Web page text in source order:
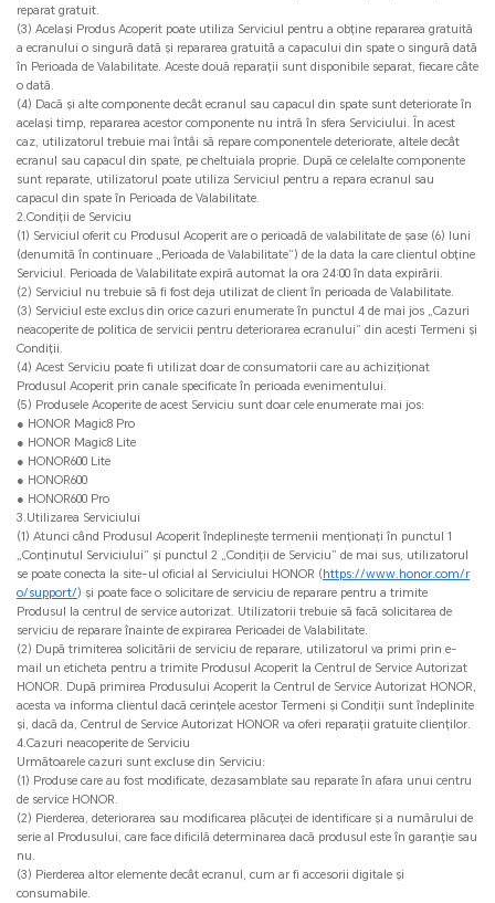
reparat gratuit.
(3) Același Produs Acoperit poate utiliza Serviciul pentru a obține repararea gratuită
a ecranului o singură dată și repararea gratuită a capacului din spate o singură dată
în Perioada de Valabilitate. Aceste două reparații sunt disponibile separat, fiecare câte
o dată.
(4) Dacă și alte componente decât ecranul sau capacul din spate sunt deteriorate în
același timp, repararea acestor componente nu intră în sfera Serviciului. În acest
caz, utilizatorul trebuie mai întâi să repare componentele deteriorate, altele decât
ecranul sau capacul din spate, pe cheltuiala proprie. După ce celelalte componente
sunt reparate, utilizatorul poate utiliza Serviciul pentru a repara ecranul sau
capacul din spate în Perioada de Valabilitate.
2.Condiții de Serviciu
(1) Serviciul oferit cu Produsul Acoperit are o perioadă de valabilitate de șase (6) luni
(denumită în continuare „Perioada de Valabilitate”) de la data la care clientul obține
Serviciul. Perioada de Valabilitate expiră automat la ora 24:00 în data expirării.
(2) Serviciul nu trebuie să fi fost deja utilizat de client în perioada de Valabilitate.
(3) Serviciul este exclus din orice cazuri enumerate în punctul 4 de mai jos „Cazuri
neacoperite de politica de servicii pentru deteriorarea ecranului” din acești Termeni și
Condiții.
(4) Acest Serviciu poate fi utilizat doar de consumatorii care au achiziționat
Produsul Acoperit prin canale specificate în perioada evenimentului.
(5) Produsele Acoperite de acest Serviciu sunt doar cele enumerate mai jos:
● HONOR Magic8 Pro
● HONOR Magic8 Lite
● HONOR600 Lite
● HONOR600
● HONOR600 Pro
3.Utilizarea Serviciului
(1) Atunci când Produsul Acoperit îndeplinește termenii menționați în punctul 1
„Conținutul Serviciului” și punctul 2 „Condiții de Serviciu” de mai sus, utilizatorul
se poate conecta la site-ul oficial al Serviciului HONOR (https://www.honor.com/r
o/support/) și poate face o solicitare de serviciu de reparare pentru a trimite
Produsul la centrul de service autorizat. Utilizatorii trebuie să facă solicitarea de
serviciu de reparare înainte de expirarea Perioadei de Valabilitate.
(2) După trimiterea solicitării de serviciu de reparare, utilizatorul va primi prin e-
mail un eticheta pentru a trimite Produsul Acoperit la Centrul de Service Autorizat
HONOR. După primirea Produsului Acoperit la Centrul de Service Autorizat HONOR,
acesta va informa clientul dacă cerințele acestor Termeni și Condiții sunt îndeplinite
și, dacă da, Centrul de Service Autorizat HONOR va oferi reparații gratuite clienților.
4.Cazuri neacoperite de Serviciu
Următoarele cazuri sunt excluse din Serviciu:
(1) Produse care au fost modificate, dezasamblate sau reparate în afara unui centru
de service HONOR.
(2) Pierderea, deteriorarea sau modificarea plăcuței de identificare și a numărului de
serie al Produsului, care face dificilă determinarea dacă produsul este în garanție sau
nu.
(3) Pierderea altor elemente decât ecranul, cum ar fi accesorii digitale și
consumabile.